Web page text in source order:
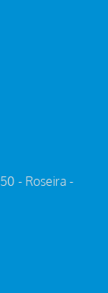
- Roseira -